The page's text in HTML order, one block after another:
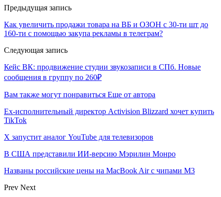
Предыдущая запись
Как увеличить продажи товара на ВБ и ОЗОН с 30-ти шт до
160-ти с помощью закупа рекламы в телеграм?
Следующая запись
Кейс ВК: продвижение студии звукозаписи в СПб. Новые
сообщения в группу по 260₽
Вам также могут понравиться Еще от автора
Ex-исполнительный директор Activision Blizzard хочет купить
TikTok
X запустит аналог YouTube для телевизоров
В США представили ИИ-версию Мэрилин Монро
Названы российские цены на MacBook Air с чипами M3
Prev Next